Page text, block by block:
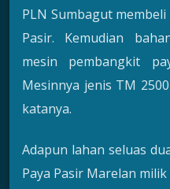
PLN Sumbagut
Pasir. Kemudian
mesin pembangkit
Mesinnya jenis TM
katanya.
Adapun lahan seluas
Paya Pasir Marelan